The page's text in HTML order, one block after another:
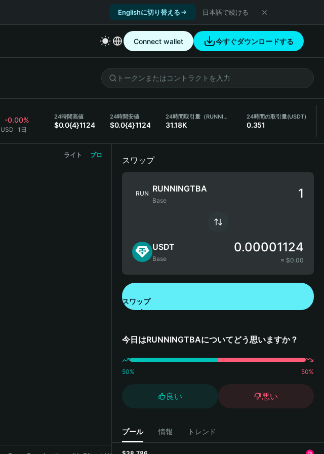
Englishに切り替える 日本語で続ける
Connect wallet 今すぐダウンロードする
-0.00%
1日
24時間高値
$0.0{4}1124
24時間安値
$0.0{4}1124
24時間取引量（RUNNINGTBA）
31.18K
24時間の取引量(USDT)
0.351
ライト プロ
スワップ
RUN RUNNINGTBA
Base
USDT
Base
0.00001124
≈ $0.00
スワップ
今日はRUNNINGTBAについてどう思いますか？
50% 50%
良い 悪い
プール 情報 トレンド